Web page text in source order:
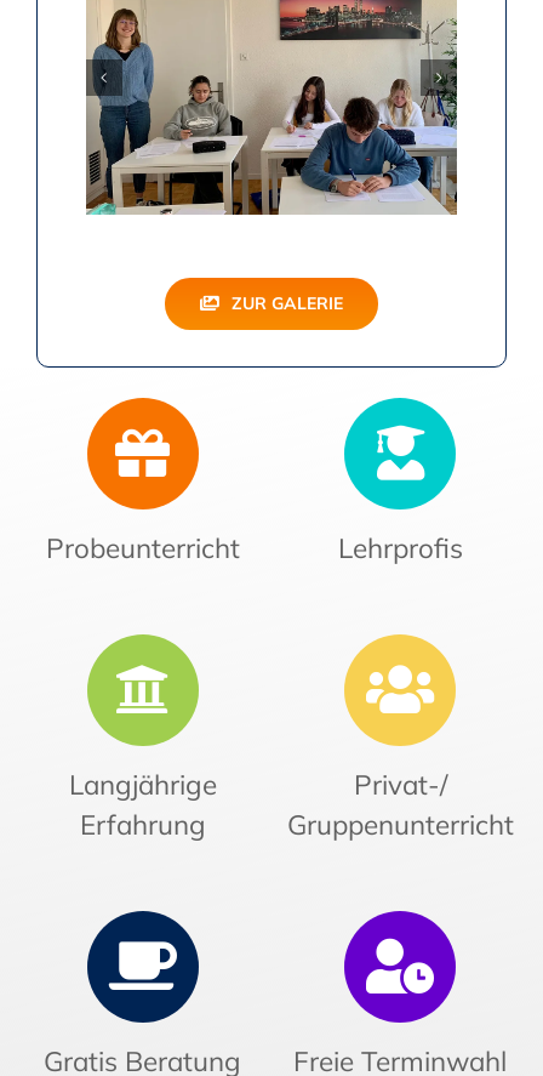
ZUR GALERIE
Probeunterricht
Langjährige
Erfahrung
Gratis Beratung
Lehrprofis
Privat-/
Gruppenunterricht
Freie Terminwahl